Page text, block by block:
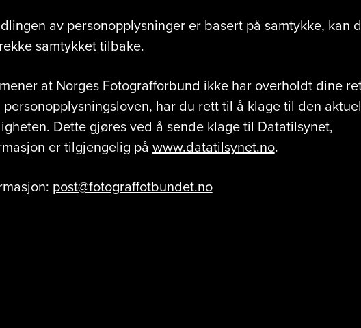
av personopplysninger er basert på samtykke, kan
samtykket tilbake.
at Norges Fotografforbund ikke har overholdt dine
har du rett til å klage til den
Dette gjøres ved å sende klage til Datatilsynet,
er tilgjengelig påwww.datatilsynet.no.
post@fotograffotbundet.no